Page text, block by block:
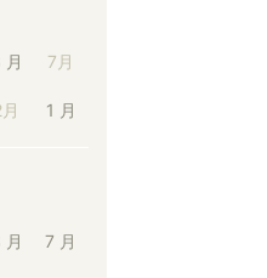
月 7月
1 月
月 7 月